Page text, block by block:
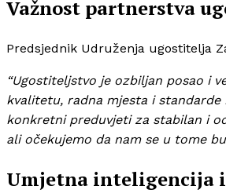
Važnost partnerstva
Predsjednik Udruženja ugostitelja
“Ugostiteljstvo je ozbiljan posao i
kvalitetu, radna mjesta i standarde
konkretni preduvjeti za stabilan i
ali očekujemo da nam se u tome
Umjetna inteligencija